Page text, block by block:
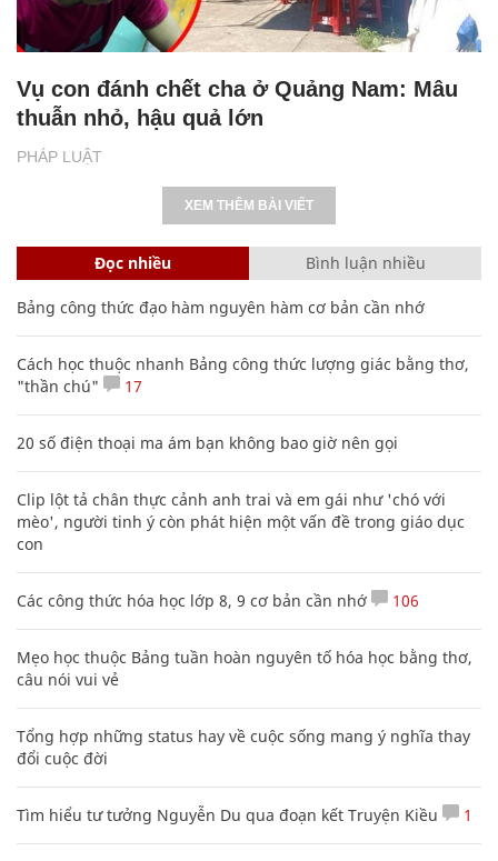
PHÁP LUẬT
Vụ con đánh chết cha ở Quảng Nam: Mâu
thuẫn nhỏ, hậu quả lớn
XEM THÊM BÀI VIẾT
Đọc nhiều Bình luận nhiều
Bảng công thức đạo hàm nguyên hàm cơ bản cần nhớ
Cách học thuộc nhanh Bảng công thức lượng giác bằng thơ,
"thần chú"
17
20 số điện thoại ma ám bạn không bao giờ nên gọi
Clip lột tả chân thực cảnh anh trai và em gái như 'chó với
mèo', người tinh ý còn phát hiện một vấn đề trong giáo dục
con
Các công thức hóa học lớp 8, 9 cơ bản cần nhớ 106
Mẹo học thuộc Bảng tuần hoàn nguyên tố hóa học bằng thơ,
câu nói vui vẻ
Tổng hợp những status hay về cuộc sống mang ý nghĩa thay
đổi cuộc đời
Tìm hiểu tư tưởng Nguyễn Du qua đoạn kết Truyện Kiều 1